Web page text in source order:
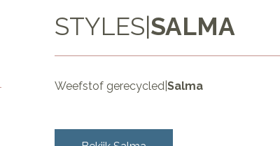
STYLES|SALMA
Weefstof gerecycled Salma